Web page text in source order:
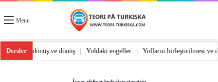
Menu
Dersler
| Yolda dönüş ve dönüş Yoldaki engeller Yolların birleştirilmesi ve